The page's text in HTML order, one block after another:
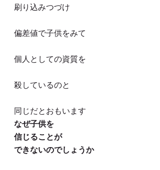
刷り込みつづけ
偏差値で子供をみて
個人としての資質を
殺しているのと
同じだとおもいます
なぜ子供を
信じることが
できないのでしょうか